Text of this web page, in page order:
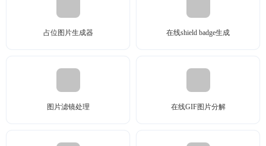
占位图片生成器 在线shield badge生成
图片滤镜处理 在线GIF图片分解